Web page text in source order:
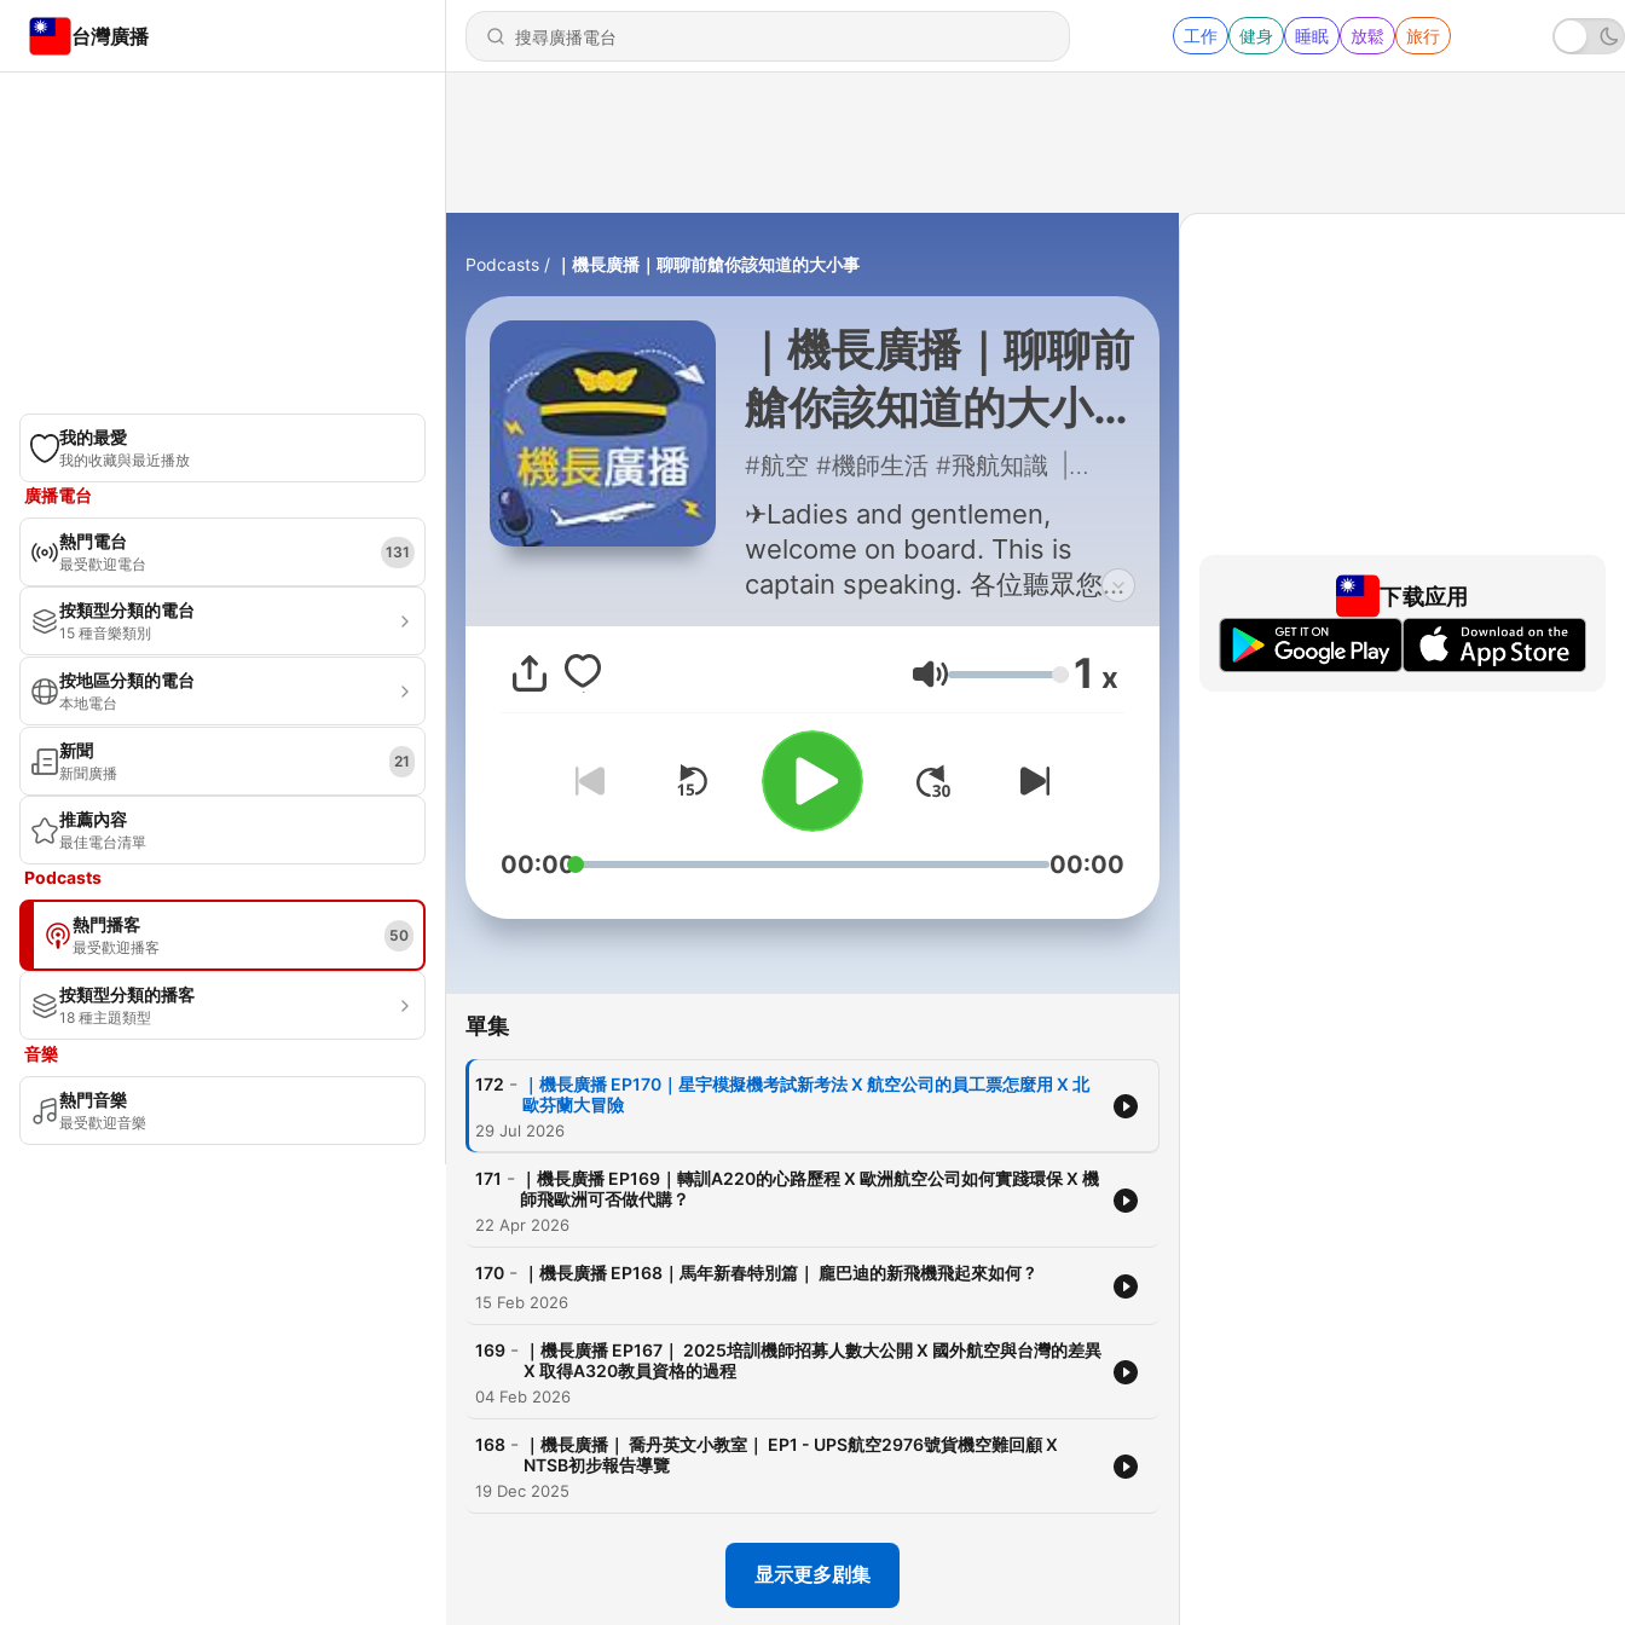
台灣廣播 工作 健身 睡眠 放鬆 旅行
我的最愛
我的收藏與最近播放
廣播電台
熱門電台
最受歡迎電台
131
按類型分類的電台
15 種音樂類別
按地區分類的電台
本地電台
新聞
新聞廣播
21
推薦內容
最佳電台清單
Podcasts
熱門播客
最受歡迎播客
50
按類型分類的播客
18 種主題類型
音樂
熱門音樂
最受歡迎音樂
Podcasts ｜機長廣播｜聊聊前艙你該知道的大小事
｜機長廣播｜聊聊前
艙你該知道的大小
事
#航空 #機師生活 #飛航知識 172 - ｜機長廣播 EP170｜星宇模擬機考試新考
✈Ladies and gentlemen,
welcome on board. This is
captain speaking. 各位聽眾您
好，歡迎來到機長廣播。 無論你
是對於航空產業有興趣、或是想
了解許多有趣的航空冷知識、飛
行小故事等等，都歡迎收聽我們
的頻道。 同時、機長廣播也會向
各位航空迷們介紹，在台灣究竟
有哪些管道及方式可以成為一位
飛行員呢？想坐在駕駛艙中，看
不能錯過我們！節目中也會不定
航空知識和趣聞，跟你聊聊神秘
社群和大家一起討論吧✈️
音量 1 x
00:00 00:00
單集
172 -
｜機長廣播 EP170｜星宇模擬機考試新考法 X 航空公司的員工票怎麼用 X 北
歐芬蘭大冒險
29 Jul 2026
171 -
｜機長廣播 EP169｜轉訓A220的心路歷程 X 歐洲航空公司如何實踐環保 X 機
師飛歐洲可否做代購？
22 Apr 2026
170 - ｜機長廣播 EP168｜馬年新春特別篇｜ 龐巴迪的新飛機飛起來如何 ?
15 Feb 2026
169 -
｜機長廣播 EP167｜ 2025培訓機師招募人數大公開 X 國外航空與台灣的差異
X 取得A320教員資格的過程
04 Feb 2026
168 -
｜機長廣播｜ 喬丹英文小教室｜ EP1 - UPS航空2976號貨機空難回顧 X
NTSB初步報告導覽
19 Dec 2025
显示更多剧集
下载应用